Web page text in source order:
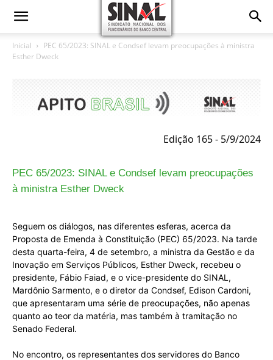
Inicial
PEC 65/2023: SINAL e Condsef levam preocupações à ministra
Esther Dweck
Edição 165 - 5/9/2024
PEC 65/2023: SINAL e Condsef levam preocupações
à ministra Esther Dweck
Seguem os diálogos, nas diferentes esferas, acerca da
Proposta de Emenda à Constituição (PEC) 65/2023. Na tarde
desta quarta-feira, 4 de setembro, a ministra da Gestão e da
Inovação em Serviços Públicos, Esther Dweck, recebeu o
presidente, Fábio Faiad, e o vice-presidente do SINAL,
Mardônio Sarmento, e o diretor da Condsef, Edison Cardoni,
que apresentaram uma série de preocupações, não apenas
quanto ao teor da matéria, mas também à tramitação no
Senado Federal.
No encontro, os representantes dos servidores do Banco